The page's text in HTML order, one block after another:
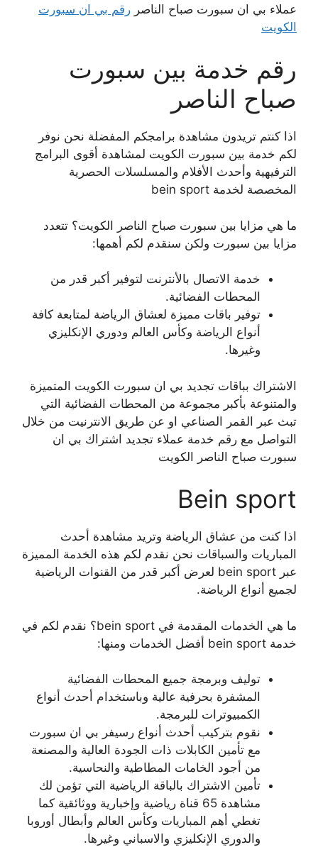
عملاء بي ان سبورت صباح الناصر رقم بي ان سبورت
الكويت
رقم خدمة بين سبورت
صباح الناصر
اذا كنتم تريدون مشاهدة برامجكم المفضلة نحن نوفر
لكم خدمة بين سبورت الكويت لمشاهدة أقوى البرامج
الترفيهية وأحدث الأفلام والمسلسلات الحصرية
المخصصة لخدمة bein sport
ما هي مزايا بين سبورت صباح الناصر الكويت؟ تتعدد
مزايا بين سبورت ولكن سنقدم لكم أهمها:
خدمة الاتصال بالأنترنت لتوفير أكبر قدر من
المحطات الفضائية.
توفير باقات مميزة لعشاق الرياضة لمتابعة كافة
أنواع الرياضة وكأس العالم ودوري الإنكليزي
وغيرها.
الاشتراك بباقات تجديد بي ان سبورت الكويت المتميزة
والمتنوعة بأكبر مجموعة من المحطات الفضائية التي
تبث عبر القمر الصناعي او عن طريق الانترنيت من خلال
التواصل مع رقم خدمة عملاء تجديد اشتراك بي ان
سبورت صباح الناصر الكويت
Bein sport
اذا كنت من عشاق الرياضة وتريد مشاهدة أحدث
المباريات والسباقات نحن نقدم لكم هذه الخدمة المميزة
عبر bein sport لعرض أكبر قدر من القنوات الرياضية
لجميع أنواع الرياضة.
ما هي الخدمات المقدمة في bein sport؟ نقدم لكم في
خدمة bein sport أفضل الخدمات ومنها:
توليف وبرمجة جميع المحطات الفضائية
المشفرة بحرفية عالية وباستخدام أحدث أنواع
الكمبيوترات للبرمجة.
نقوم بتركيب أحدث أنواع رسيفر بي ان سبورت
مع تأمين الكابلات ذات الجودة العالية والمصنعة
من أجود الخامات المطاطية والنحاسية.
تأمين الاشتراك بالباقة الرياضية التي تؤمن لك
مشاهدة 65 قناة رياضية وإخبارية ووثائقية كما
تغطي أهم المباريات وكأس العالم وأبطال أوروبا
والدوري الإنكليزي والاسباني وغيرها.